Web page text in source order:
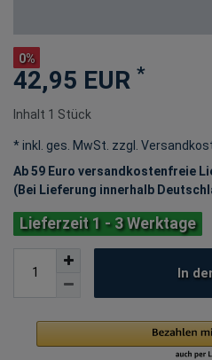
0%
42,95 EUR *
Inhalt 1 Stück
* inkl. ges. MwSt. zzgl.
Ab 59 Euro versandkostenfreie
(Bei Lieferung innerhalb
Lieferzeit 1 - 3 Werktage
In